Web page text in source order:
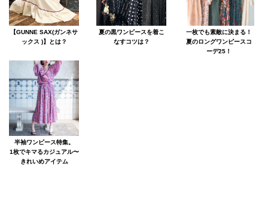
【GUNNE SAX(ガンネサ
ックス )】とは？
夏の黒ワンピースを着こ
なすコツは？
一枚でも素敵に決まる！
夏のロングワンピースコ
ーデ25！
半袖ワンピース特集。
1枚でキマるカジュアル〜
きれいめアイテム